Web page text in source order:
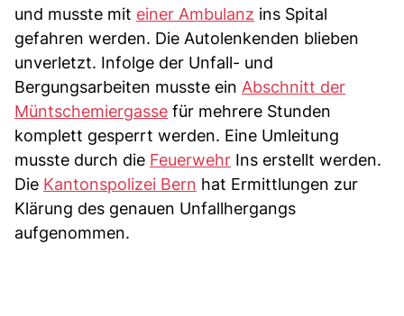
und musste mit einer Ambulanz ins Spital
gefahren werden. Die Autolenkenden blieben
unverletzt. Infolge der Unfall- und
Bergungsarbeiten musste ein Abschnitt der
Müntschemiergasse für mehrere Stunden
komplett gesperrt werden. Eine Umleitung
musste durch die Feuerwehr Ins erstellt werden.
Die Kantonspolizei Bern hat Ermittlungen zur
Klärung des genauen Unfallhergangs
aufgenommen.